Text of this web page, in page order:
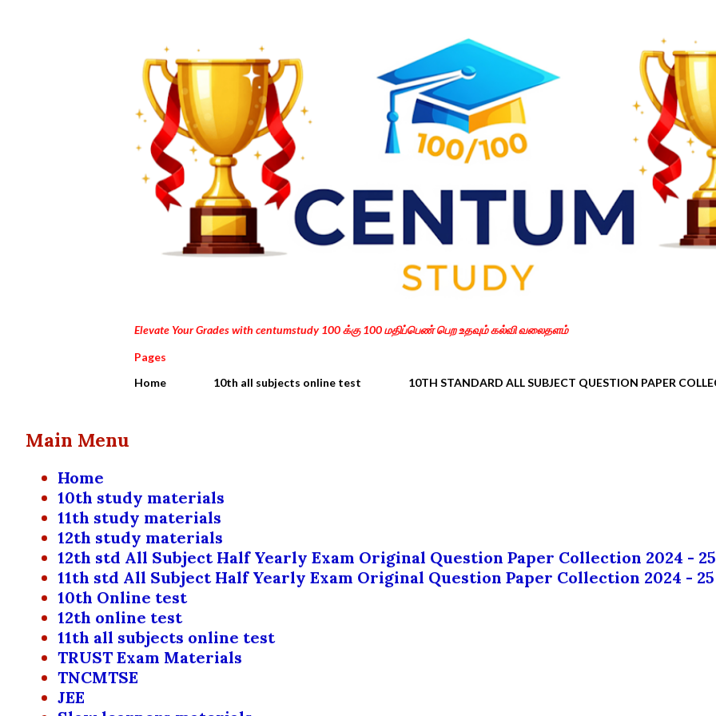
Elevate Your Grades with centumstudy 100 க்கு 100 மதிப்பெண் பெற உதவும் கல்வி வலைதளம்
Pages
Home
10th all subjects online test 10TH STANDARD ALL SUBJECT QUESTION PAPER
Main Menu
Home
10th study materials
11th study materials
12th study materials
12th std All Subject Half Yearly Exam Original Question Paper Collection 2024 - 25
11th std All Subject Half Yearly Exam Original Question Paper Collection 2024 - 25
10th Online test
12th online test
11th all subjects online test
TRUST Exam Materials
TNCMTSE
JEE